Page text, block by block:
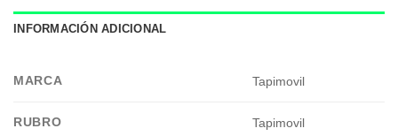
INFORMACIÓN ADICIONAL
MARCA Tapimovil
RUBRO Tapimovil